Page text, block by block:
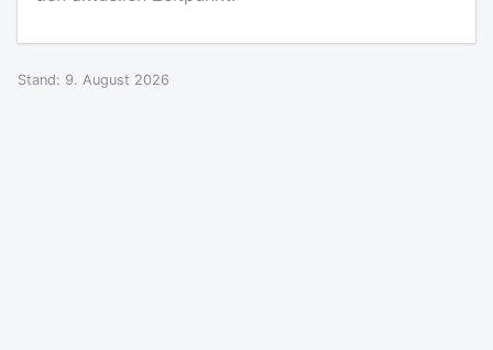
Stand: 9. August 2026